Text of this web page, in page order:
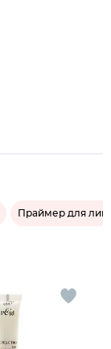
Праймер для